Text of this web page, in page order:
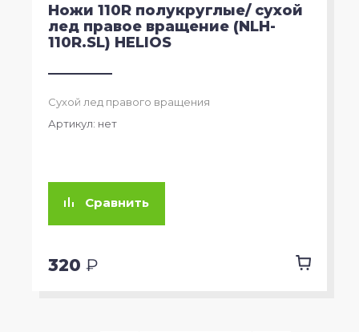
Ножи 110R полукруглые/ сухой
лед правое вращение (NLH-
110R.SL) HELIOS
Сухой лед правого вращения
Артикул: нет
Сравнить
320 ₽